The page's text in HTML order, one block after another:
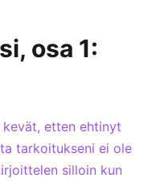
osa 1:
etten ehtinyt
tarkoitukseni ei ole
silloin kun